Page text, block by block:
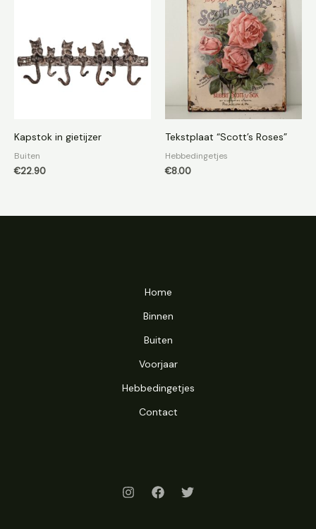
Kapstok in gietijzer
Buiten
€22.90
Tekstplaat “Scott’s Roses”
Hebbedingetjes
€8.00
Home
Binnen
Buiten
Voorjaar
Hebbedingetjes
Contact